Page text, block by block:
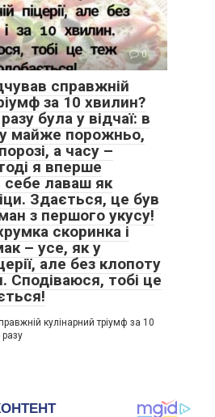
0
справжній
за 10 хвилин?
була у відчаї: в
майже порожньо,
а часу –
я вперше
себе лаваш як
Здається, це був
з першого укусу!
скоринка і
– усе, як у
але без клопоту
Сподіваюся, тобі це
кулінарний тріумф за 10